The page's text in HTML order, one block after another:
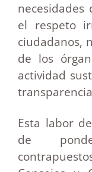
el respeto
ciudadanos,
de los
actividad
Esta labor
de